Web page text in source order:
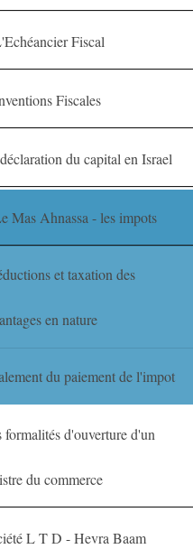
Fiscal
Fiscales
du capital en Israel
Mas Ahnassa - les impots
et taxation des
en nature
du paiement de l'impot
formalités d'ouverture d'un
du commerce
L T D - Hevra Baam